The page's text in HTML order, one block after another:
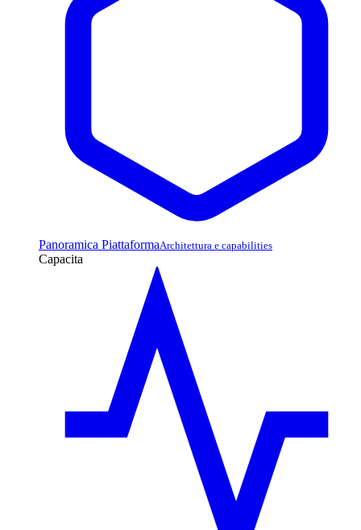
Panoramica PiattaformaArchitettura e capabilities
Capacita